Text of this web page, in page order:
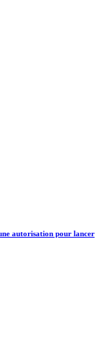
autorisation pour lancer